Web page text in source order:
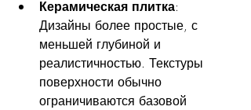
Керамическая плитка:
Дизайны более простые, с
меньшей глубиной и
реалистичностью. Текстуры
поверхности обычно
ограничиваются базовой